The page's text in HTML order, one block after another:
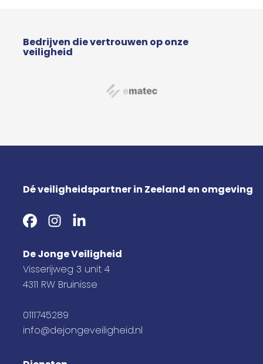
Bedrijven die vertrouwen op onze
veiligheid
Dé veiligheidspartner in Zeeland en omgeving
De Jonge Veiligheid
Visserijweg 3 unit 4
4311 RW Bruinisse
0111745289
info@dejongeveiligheid.nl